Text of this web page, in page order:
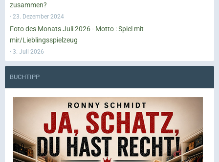
zusammen?
23. Dezember 2024
Foto des Monats Juli 2026 - Motto : Spiel mit
mir/Lieblingsspielzeug
3. Juli 2026
BUCHTIPP